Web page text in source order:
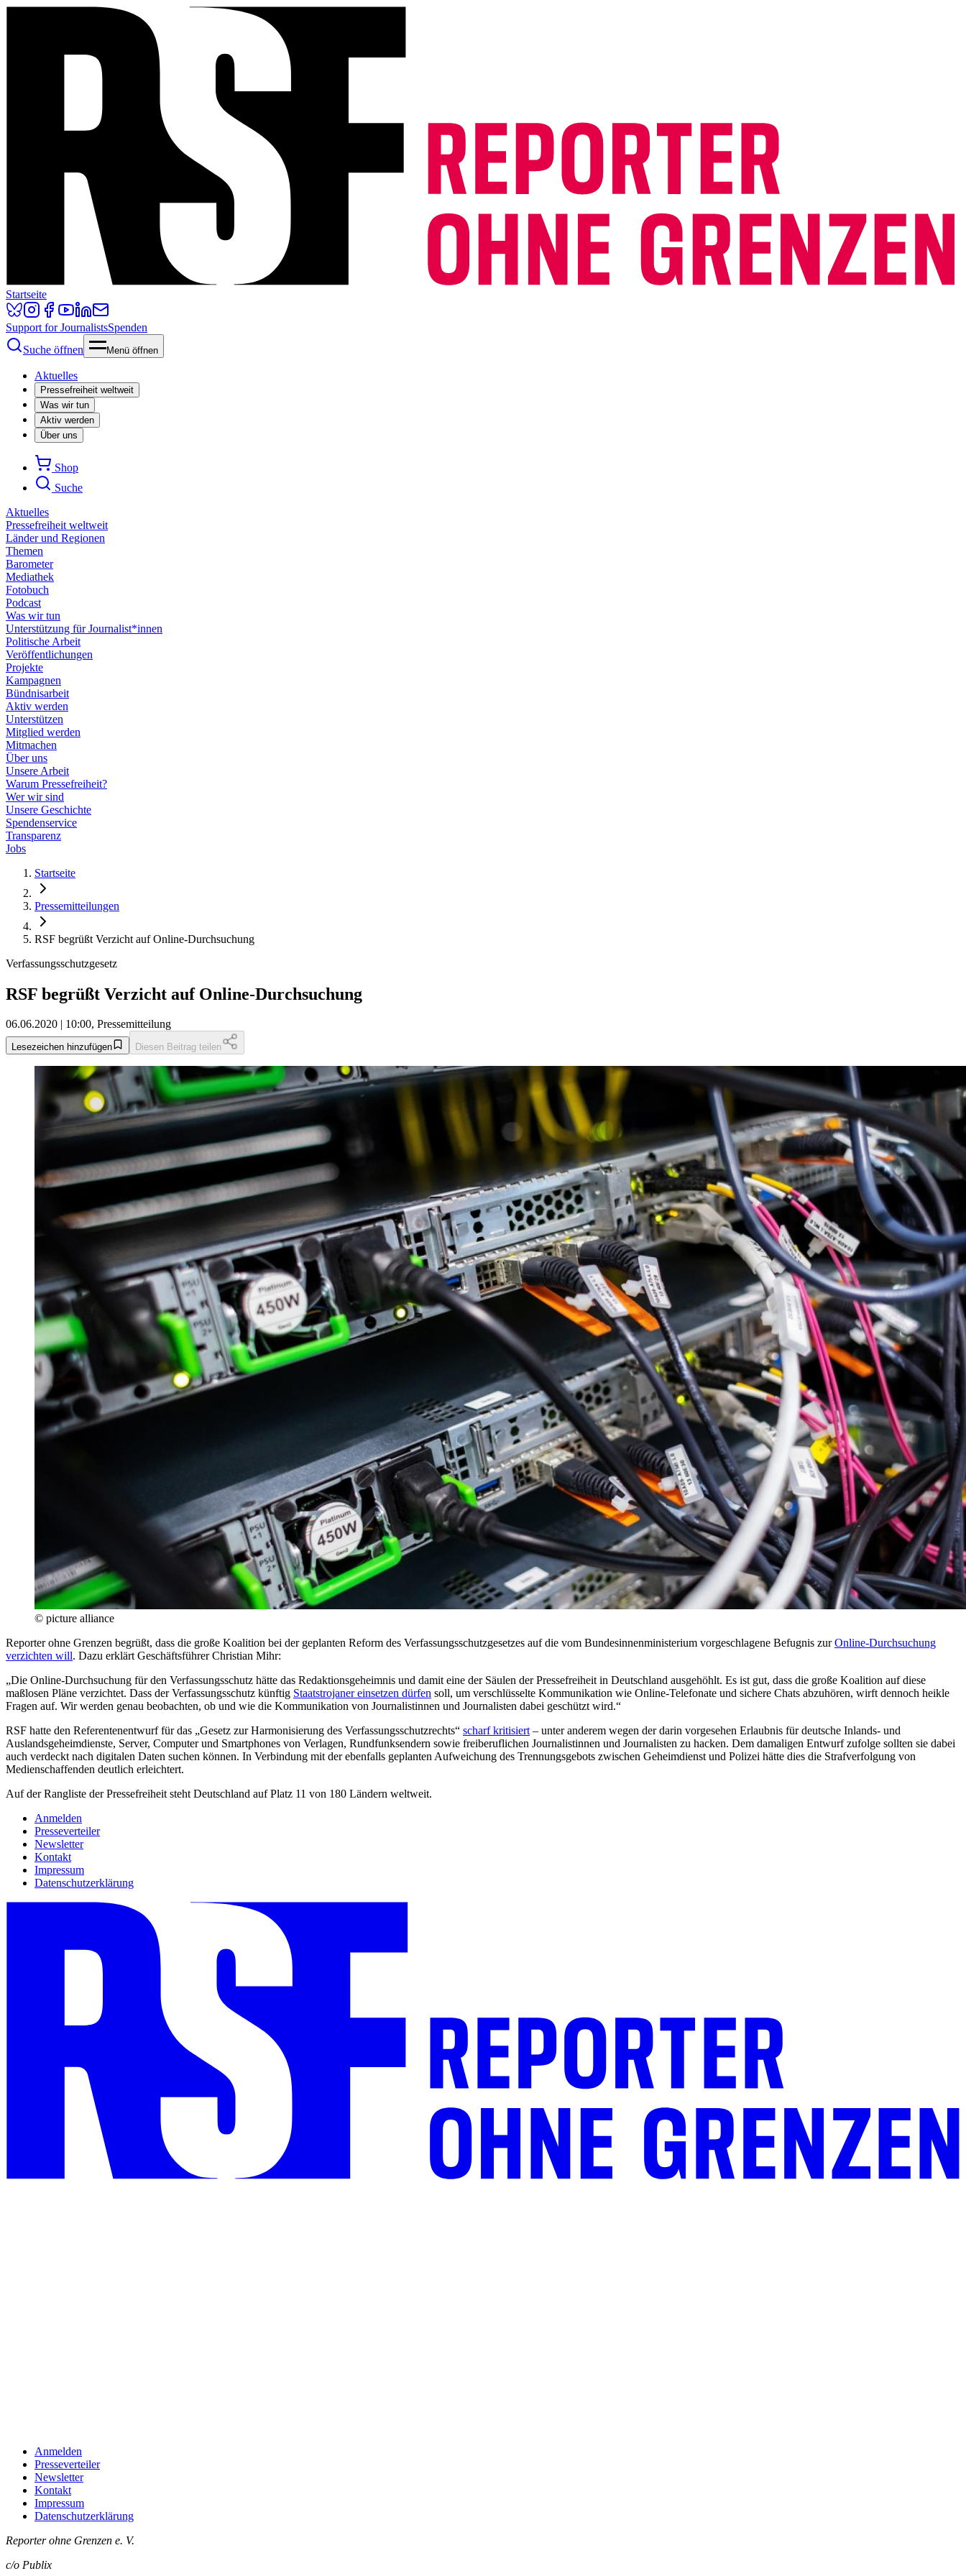
Startseite
Support for JournalistsSpenden
Suche öffnen
Menü öffnen
Aktuelles
Pressefreiheit weltweit
Was wir tun
Aktiv werden
Über uns
Shop
Suche
Aktuelles
Pressefreiheit weltweit
Länder und Regionen
Themen
Barometer
Mediathek
Fotobuch
Podcast
Was wir tun
Unterstützung für Journalist*innen
Politische Arbeit
Veröffentlichungen
Projekte
Kampagnen
Bündnisarbeit
Aktiv werden
Unterstützen
Mitglied werden
Mitmachen
Über uns
Unsere Arbeit
Warum Pressefreiheit?
Wer wir sind
Unsere Geschichte
Spendenservice
Transparenz
Jobs
Startseite
Pressemitteilungen
RSF begrüßt Verzicht auf Online-Durchsuchung
Verfassungsschutzgesetz
RSF begrüßt Verzicht auf Online-Durchsuchung
06.06.2020 | 10:00, Pressemitteilung
Lesezeichen hinzufügen Diesen Beitrag teilen
© picture alliance
Reporter ohne Grenzen begrüßt, dass die große Koalition bei der geplanten Reform des Verfassungsschutzgesetzes auf die vom Bundesinnenministerium vorgeschlagene Befugnis zurOnline-Durchsuchung
verzichten will. Dazu erklärt Geschäftsführer Christian Mihr:
„Die Online-Durchsuchung für den Verfassungsschutz hätte das Redaktionsgeheimnis und damit eine der Säulen der Pressefreiheit in Deutschland ausgehöhlt. Es ist gut, dass die große Koalition auf diese
maßlosen Pläne verzichtet. Dass der Verfassungsschutz künftig Staatstrojaner einsetzen dürfen soll, um verschlüsselte Kommunikation wie Online-Telefonate und sichere Chats abzuhören, wirft dennoch heikle
Fragen auf. Wir werden genau beobachten, ob und wie die Kommunikation von Journalistinnen und Journalisten dabei geschützt wird.“
RSF hatte den Referentenentwurf für das „Gesetz zur Harmonisierung des Verfassungsschutzrechts“ scharf kritisiert– unter anderem wegen der darin vorgesehen Erlaubnis für deutsche Inlands- und
Auslandsgeheimdienste, Server, Computer und Smartphones von Verlagen, Rundfunksendern sowie freiberuflichen Journalistinnen und Journalisten zu hacken. Dem damaligen Entwurf zufolge sollten sie dabei
auch verdeckt nach digitalen Daten suchen können. In Verbindung mit der ebenfalls geplanten Aufweichung des Trennungsgebots zwischen Geheimdienst und Polizei hätte dies die Strafverfolgung von
Medienschaffenden deutlich erleichtert.
Auf der Rangliste der Pressefreiheit steht Deutschland auf Platz 11 von 180 Ländern weltweit.
Anmelden
Presseverteiler
Newsletter
Kontakt
Impressum
Datenschutzerklärung
Anmelden
Presseverteiler
Newsletter
Kontakt
Impressum
Datenschutzerklärung
Reporter ohne Grenzen e. V.
c/o Publix